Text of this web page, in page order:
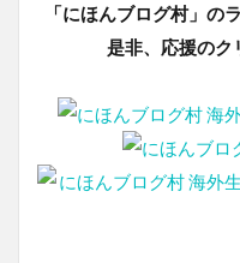
「にほんブログ村」の
是非、応援のク